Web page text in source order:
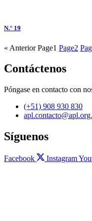
N.° 19
« Anterior Page1 Page2
Contáctenos
Póngase en contacto con
(+51) 908 930 830
Síguenos
Facebook Instagram